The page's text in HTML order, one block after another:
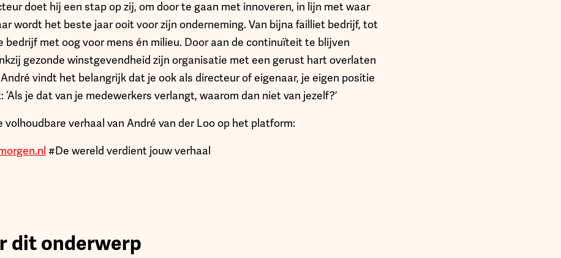
doet hij een stap op zij, om door te gaan met innoveren, in lijn met waar
wordt het beste jaar ooit voor zijn onderneming. Van bijna failliet bedrijf, tot
met oog voor mens én milieu. Door aan de continuïteit te blijven
gezonde winstgevendheid zijn organisatie met een gerust hart overlaten
vindt het belangrijk dat je ook als directeur of eigenaar, je eigen positie
je dat van je medewerkers verlangt, waarom dan niet van jezelf?’
volhoudbare verhaal van André van der Loo op het platform:
#De wereld verdient jouw verhaal
dit onderwerp